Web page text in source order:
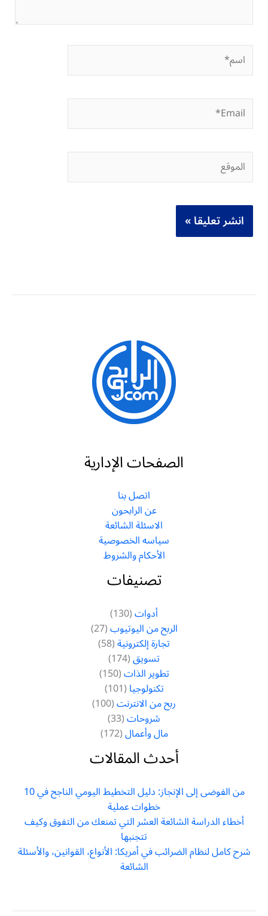
اسم*
Email*
الموقع
الصفحات الإدارية
اتصل بنا
عن الرابحون
الاسئلة الشائعة
سياسه الخصوصية
الأحكام والشروط
تصنيفات
أدوات(130)
الربح من اليوتيوب(27)
تجارة إلكترونية(58)
تسويق(174)
تطوير الذات(150)
تكنولوجيا(101)
ربح من الانترنت(100)
شروحات(33)
مال وأعمال(172)
أحدث المقالات
من الفوضى إلى الإنجاز: دليل التخطيط اليومي الناجح في 10
خطوات عملية
أخطاء الدراسة الشائعة العشر التي تمنعك من التفوق وكيف
تتجنبها
شرح كامل لنظام الضرائب في أمريكا: الأنواع، القوانين، والأسئلة
الشائعة